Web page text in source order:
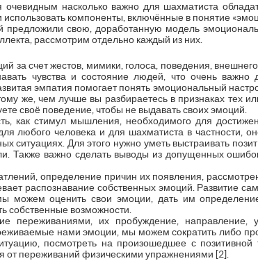
очевидным насколько важно для шахматиста
компоненты, включённые в понятие
свою, доработанную модель
рассмотрим отдельно каждый из них.
за счет жестов, мимики, голоса, поведения,
чувства и состояние людей, что очень
эмпатия помогает понять эмоциональный
же, чем лучше вы разбираетесь в признаках тех
своё поведение, чтобы не выдавать своих эмоций.
как стимул мышления, необходимого для
любого человека и для шахматиста в частности,
ситуациях. Для этого нужно уметь выстраивать
Также важно сделать выводы из допущенных
определение причин их появления,
распознавание собственных эмоций. Развитие
можем оценить свои эмоции, дать им
собственные возможности.
переживаниями, их пробуждение, направление,
нами эмоции, мы можем сократить либо
посмотреть на произошедшее с позитивной
от переживаний физическими упражнениями [2].